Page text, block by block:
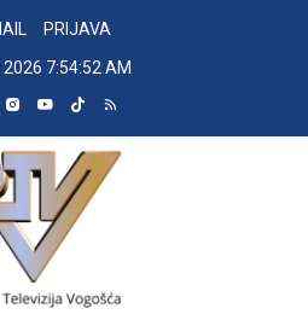
PRIJAVA
2026 7:54:53 AM